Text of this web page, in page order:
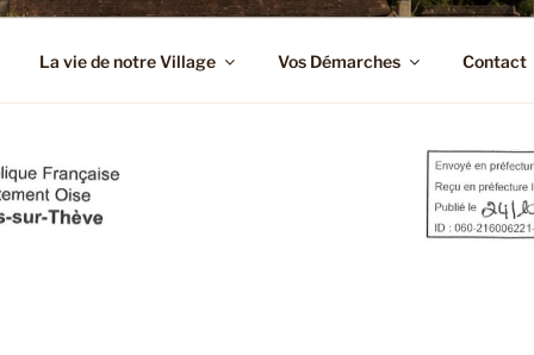
La vie de notre Village Vos Démarches Contact